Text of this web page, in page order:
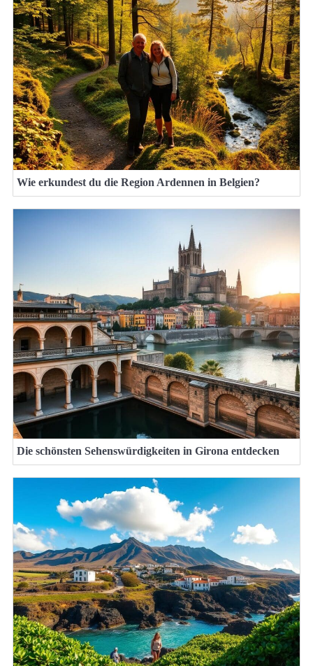
Wie erkundest du die Region Ardennen in Belgien?
Die schönsten Sehenswürdigkeiten in Girona entdecken